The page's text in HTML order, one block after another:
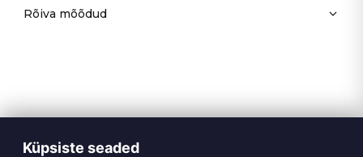
Rõiva mõõdud
Küpsiste seaded